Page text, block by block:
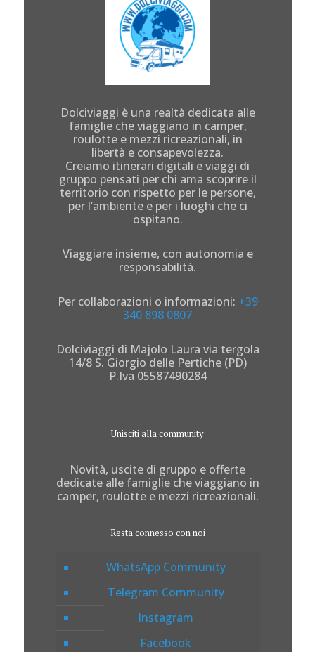
Dolciviaggi è una realtà dedicata alle
famiglie che viaggiano in camper,
roulotte e mezzi ricreazionali, in
libertà e consapevolezza.
Creiamo itinerari digitali e viaggi di
gruppo pensati per chi ama scoprire il
territorio con rispetto per le persone,
per l’ambiente e per i luoghi che ci
ospitano.
Viaggiare insieme, con autonomia e
responsabilità.
Per collaborazioni o informazioni: +39
340 898 0807
Dolciviaggi di Majolo Laura via tergola
14/8 S. Giorgio delle Pertiche (PD)
P.Iva 05587490284
Unisciti alla community
Novità, uscite di gruppo e offerte
dedicate alle famiglie che viaggiano in
camper, roulotte e mezzi ricreazionali.
Resta connesso con noi
WhatsApp Community
Telegram Community
Instagram
Facebook